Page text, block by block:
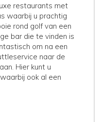
restaurants met
waarbij u prachtig
rond golf van een
bar die te vinden is
om na een
naar de
Hier kunt u
ook al een